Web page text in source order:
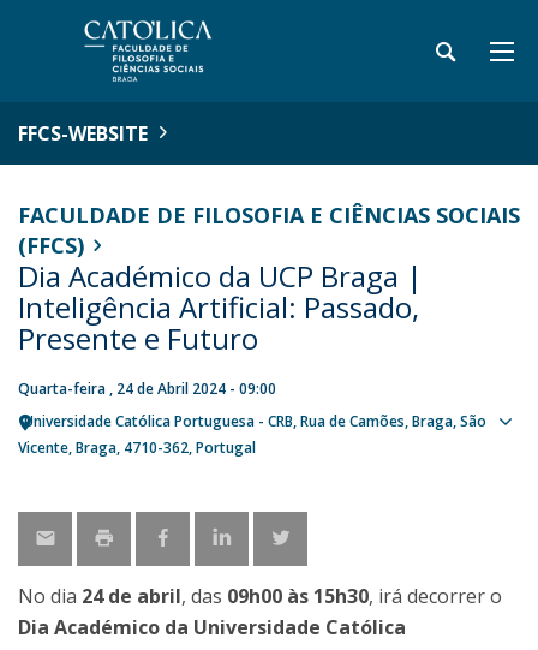
FFCS-WEBSITE
FACULDADE DE FILOSOFIA E CIÊNCIAS SOCIAIS
(FFCS)
Dia Académico da UCP Braga |
Inteligência Artificial: Passado,
Presente e Futuro
Quarta-feira , 24 de Abril 2024 - 09:00
Universidade Católica Portuguesa - CRB Rua de Camões Braga São
Vicente, Braga 4710-362 Portugal
No dia 24 de abril, das 09h00 às 15h30, irá decorrer o
Dia Académico da Universidade Católica